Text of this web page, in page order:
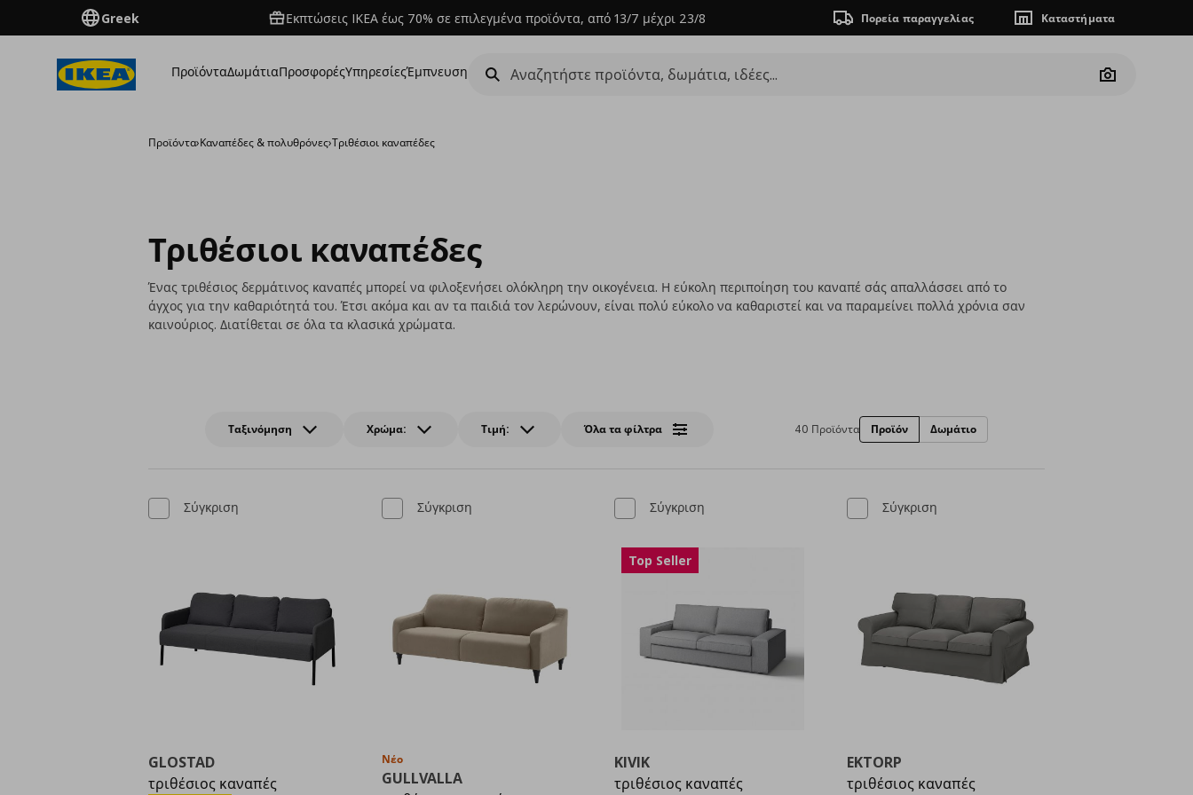
Greek Εκπτώσεις IKEA έως 70% σε επιλεγμένα προϊόντα, από 13/7 μέχρι 23/8 Πορεία παραγγελίας Καταστήματα
ΠροϊόνταΔωμάτιαΠροσφορέςΥπηρεσίεςΈμπνευση
Camera
Προϊόντα›Καναπέδες & πολυθρόνες›Τριθέσιοι καναπέδες
Τριθέσιοι καναπέδες
Ένας τριθέσιος δερμάτινος καναπές μπορεί να φιλοξενήσει ολόκληρη την οικογένεια. Η εύκολη περιποίηση του καναπέ σάς απαλλάσσει από το
άγχος για την καθαριότητά του. Έτσι ακόμα και αν τα παιδιά τον λερώνουν, είναι πολύ εύκολο να καθαριστεί και να παραμείνει πολλά χρόνια σαν
καινούριος. Διατίθεται σε όλα τα κλασικά χρώματα.
Ταξινόμηση Χρώμα: Τιμή: Όλα τα φίλτρα 40 Προϊόντα Προϊόν Δωμάτιο
Σύγκριση
GLOSTAD
τριθέσιος καναπές
Σύγκριση
Νέο
GULLVALLA
Σύγκριση
Top Seller
KIVIK
τριθέσιος καναπές
Σύγκριση
EKTORP
τριθέσιος καναπές